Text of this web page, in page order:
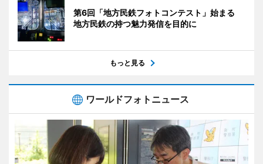
第6回「地方民鉄フォトコンテスト」始まる
地方民鉄の持つ魅力発信を目的に
もっと見る
ワールドフォトニュース